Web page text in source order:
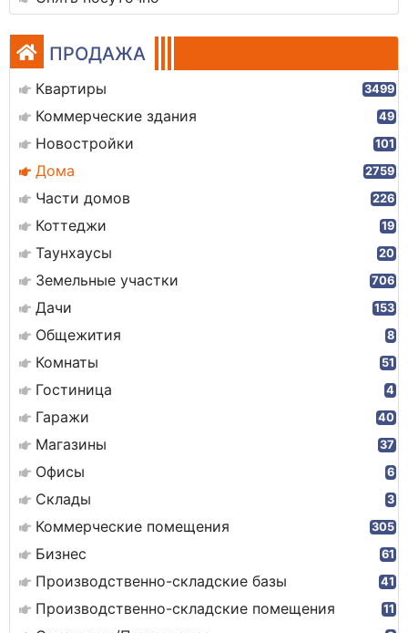
ПРОДАЖА
Квартиры 3499
Коммерческие здания 49
Новостройки 101
Дома 2759
Части домов 226
Коттеджи 19
Таунхаусы 20
Земельные участки 706
Дачи 153
Общежития 8
Комнаты 51
Гостиница 4
Гаражи 40
Магазины 37
Офисы 6
Склады 3
Коммерческие помещения 305
Бизнес 61
Производственно-складские базы 41
Производственно-складские помещения 11